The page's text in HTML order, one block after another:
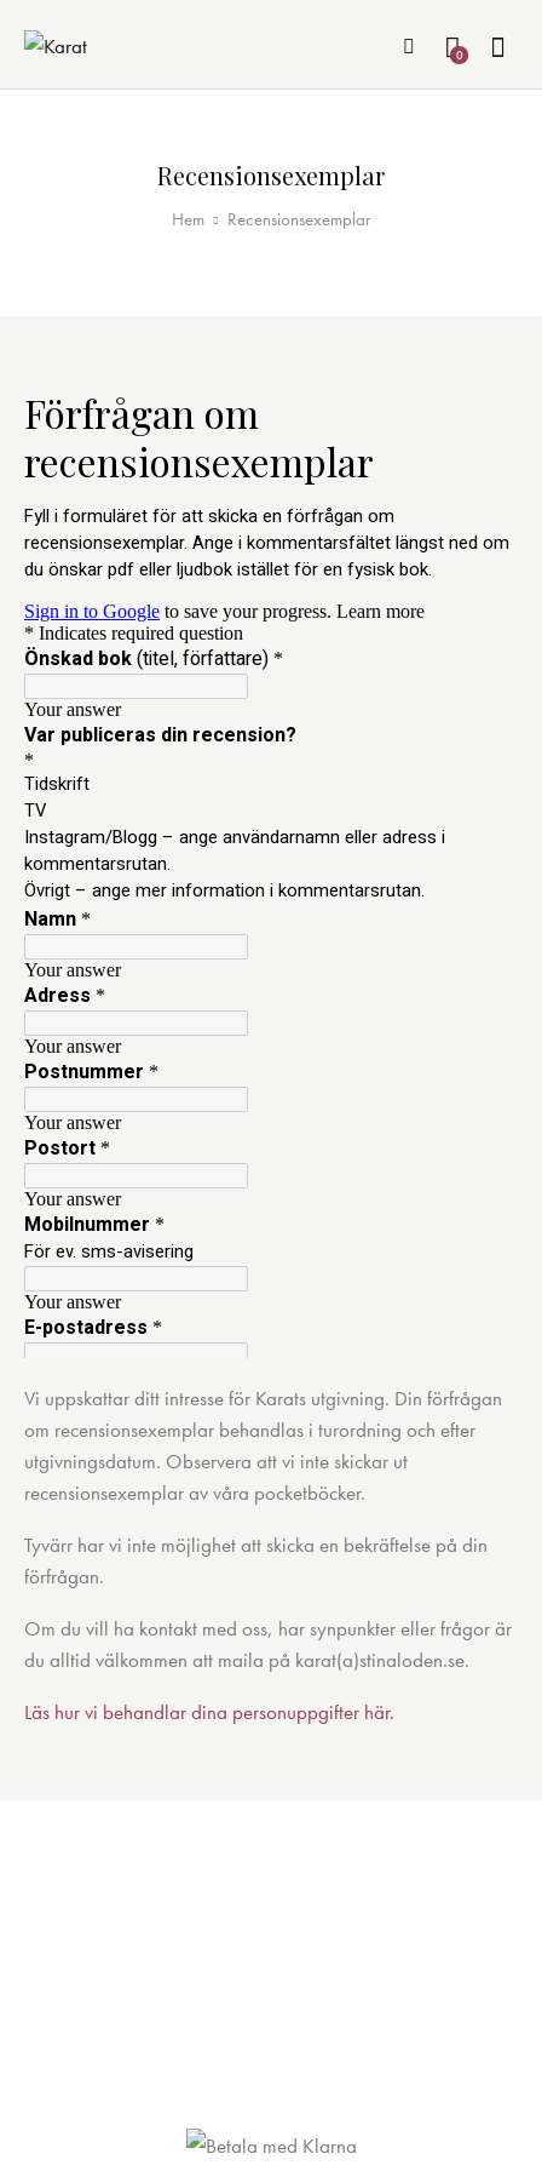
0
Recensionsexemplar
Hem Recensionsexemplar
Vi uppskattar ditt intresse för Karats utgivning. Din förfrågan
om recensionsexemplar behandlas i turordning och efter
utgivningsdatum. Observera att vi inte skickar ut
recensionsexemplar av våra pocketböcker.
Tyvärr har vi inte möjlighet att skicka en bekräftelse på din
förfrågan.
Om du vill ha kontakt med oss, har synpunkter eller frågor är
du alltid välkommen att maila på karat(a)stinaloden.se.
Läs hur vi behandlar dina personuppgifter här.